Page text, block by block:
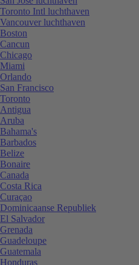
Toronto Intl luchthaven
Vancouver luchthaven
Boston
Cancun
Chicago
Miami
Orlando
San Francisco
Toronto
Antigua
Aruba
Bahama's
Barbados
Belize
Bonaire
Canada
Costa Rica
Curaçao
Dominicaanse Republiek
El Salvador
Grenada
Guadeloupe
Guatemala
Honduras